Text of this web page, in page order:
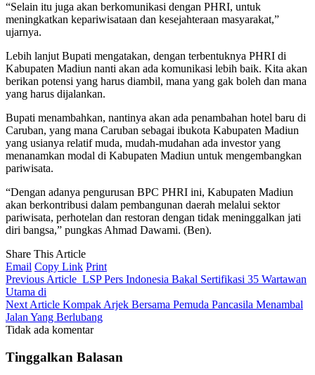
“Selain itu juga akan berkomunikasi dengan PHRI, untuk
meningkatkan kepariwisataan dan kesejahteraan masyarakat,”
ujarnya.
Lebih lanjut Bupati mengatakan, dengan terbentuknya PHRI di
Kabupaten Madiun nanti akan ada komunikasi lebih baik. Kita akan
berikan potensi yang harus diambil, mana yang gak boleh dan mana
yang harus dijalankan.
Bupati menambahkan, nantinya akan ada penambahan hotel baru di
Caruban, yang mana Caruban sebagai ibukota Kabupaten Madiun
yang usianya relatif muda, mudah-mudahan ada investor yang
menanamkan modal di Kabupaten Madiun untuk mengembangkan
pariwisata.
“Dengan adanya pengurusan BPC PHRI ini, Kabupaten Madiun
akan berkontribusi dalam pembangunan daerah melalui sektor
pariwisata, perhotelan dan restoran dengan tidak meninggalkan jati
diri bangsa,” pungkas Ahmad Dawami. (Ben).
Share This Article
Email Copy Link Print
Previous Article LSP Pers Indonesia Bakal Sertifikasi 35 Wartawan
Utama di
Next Article Kompak Arjek Bersama Pemuda Pancasila Menambal
Jalan Yang Berlubang
Tidak ada komentar
Tinggalkan Balasan